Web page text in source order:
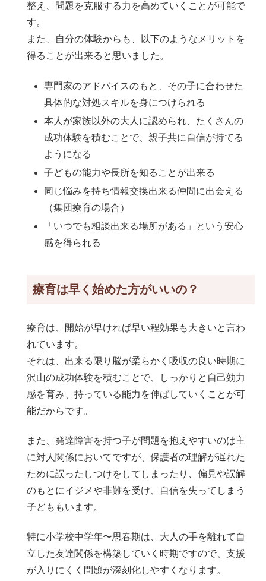
整え、問題を克服する力を高めていくことが可能で
す。
また、自分の体験からも、以下のようなメリットを
得ることが出来ると思いました。
専門家のアドバイスのもと、その子に合わせた
具体的な対処スキルを身につけられる
本人が家族以外の大人に認められ、たくさんの
成功体験を積むことで、親子共に自信が持てる
ようになる
子どもの能力や長所を知ることが出来る
同じ悩みを持ち情報交換出来る仲間に出会える
（集団療育の場合）
「いつでも相談出来る場所がある」という安心
感を得られる
療育は早く始めた方がいいの？
療育は、開始が早ければ早い程効果も大きいと言わ
れています。
それは、出来る限り脳が柔らかく吸収の良い時期に
沢山の成功体験を積むことで、しっかりと自己効力
感を育み、持っている能力を伸ばしていくことが可
能だからです。
また、発達障害を持つ子が問題を抱えやすいのは主
に対人関係においてですが、保護者の理解が遅れた
ために誤ったしつけをしてしまったり、偏見や誤解
のもとにイジメや非難を受け、自信を失ってしまう
子どももいます。
特に小学校中学年〜思春期は、大人の手を離れて自
立した友達関係を構築していく時期ですので、支援
が入りにくく問題が深刻化しやすくなります。